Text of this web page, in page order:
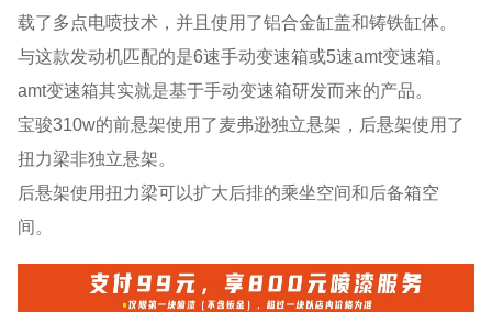
载了多点电喷技术，并且使用了铝合金缸盖和铸铁缸体。
与这款发动机匹配的是6速手动变速箱或5速amt变速箱。
amt变速箱其实就是基于手动变速箱研发而来的产品。
宝骏310w的前悬架使用了麦弗逊独立悬架，后悬架使用了
扭力梁非独立悬架。
后悬架使用扭力梁可以扩大后排的乘坐空间和后备箱空
间。